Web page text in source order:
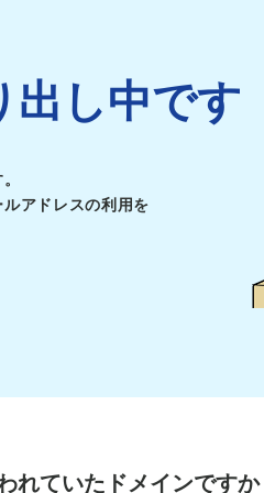
し中です
アドレスの利用を
れていたドメインですか